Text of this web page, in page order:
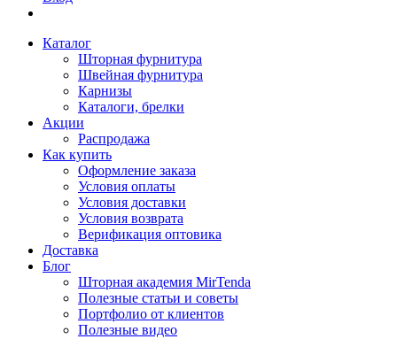
Каталог
Шторная фурнитура
Швейная фурнитура
Карнизы
Каталоги, брелки
Акции
Распродажа
Как купить
Оформление заказа
Условия оплаты
Условия доставки
Условия возврата
Верификация оптовика
Доставка
Блог
Шторная академия MirTenda
Полезные статьи и советы
Портфолио от клиентов
Полезные видео